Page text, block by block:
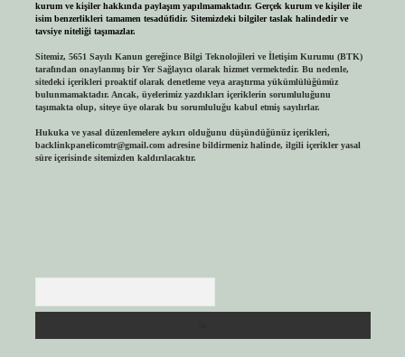
kurum ve kişiler hakkında paylaşım yapılmamaktadır. Gerçek kurum ve kişiler ile
isim benzerlikleri tamamen tesadüfidir. Sitemizdeki bilgiler taslak halindedir ve
tavsiye niteliği taşımazlar.
Sitemiz, 5651 Sayılı Kanun gereğince Bilgi Teknolojileri ve İletişim Kurumu (BTK)
tarafından onaylanmış bir Yer Sağlayıcı olarak hizmet vermektedir. Bu nedenle,
sitedeki içerikleri proaktif olarak denetleme veya araştırma yükümlülüğümüz
bulunmamaktadır. Ancak, üyelerimiz yazdıkları içeriklerin sorumluluğunu
taşımakta olup, siteye üye olarak bu sorumluluğu kabul etmiş sayılırlar.
Hukuka ve yasal düzenlemelere aykırı olduğunu düşündüğünüz içerikleri,
backlinkpanelicomtr@gmail.comadresine bildirmeniz halinde, ilgili içerikler yasal
süre içerisinde sitemizden kaldırılacaktır.